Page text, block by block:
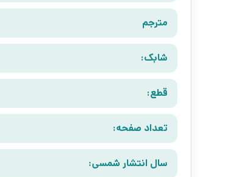
مترجم
شابک:
قطع:
تعداد صفحه:
سال انتشار شمسی: